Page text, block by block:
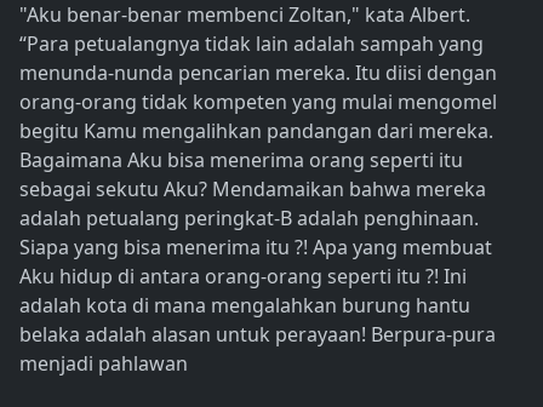
"Aku benar-benar membenci Zoltan," kata Albert.
“Para petualangnya tidak lain adalah sampah yang
menunda-nunda pencarian mereka. Itu diisi dengan
orang-orang tidak kompeten yang mulai mengomel
begitu Kamu mengalihkan pandangan dari mereka.
Bagaimana Aku bisa menerima orang seperti itu
sebagai sekutu Aku? Mendamaikan bahwa mereka
adalah petualang peringkat-B adalah penghinaan.
Siapa yang bisa menerima itu ?! Apa yang membuat
Aku hidup di antara orang-orang seperti itu ?! Ini
adalah kota di mana mengalahkan burung hantu
belaka adalah alasan untuk perayaan! Berpura-pura
menjadi pahlawan